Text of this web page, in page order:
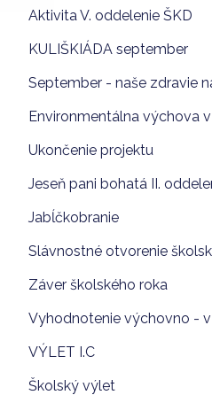
Aktivita V. oddelenie ŠKD
KULIŠKIÁDA september
September - naše zdravie
Environmentálna výchova
Ukončenie projektu
Jeseň pani bohatá II.
Jabĺčkobranie
Slávnostné otvorenie
Záver školského roka
Vyhodnotenie výchovno -
VÝLET I.C
Školský výlet